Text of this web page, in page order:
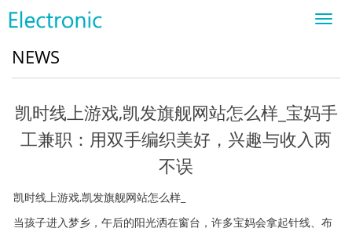
NEWS
凯时线上游戏,凯发旗舰网站怎么样_宝妈手
工兼职：用双手编织美好，兴趣与收入两
不误
凯时线上游戏,凯发旗舰网站怎么样_
当孩子进入梦乡，午后的阳光洒在窗台，许多宝妈会拿起针线、布